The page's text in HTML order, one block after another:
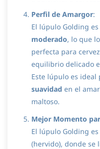
Perfil de Amargor:
El lúpulo Golding
moderado, lo que
perfecta para
equilibrio delicado
Este lúpulo es ideal
suavidad en el
maltoso.
Mejor Momento
El lúpulo Golding
(hervido), donde se